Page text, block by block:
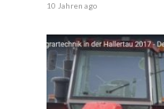
10 Jahren ago